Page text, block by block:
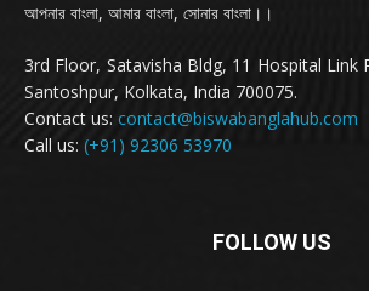
আপনার বাংলা, আমার বাংলা, সোনার বাংলা।।
3rd Floor, Satavisha Bldg, 11 Hospital Link
Santoshpur, Kolkata, India 700075.
Contact us: contact@biswabanglahub.com
Call us: (+91) 92306 53970
FOLLOW US